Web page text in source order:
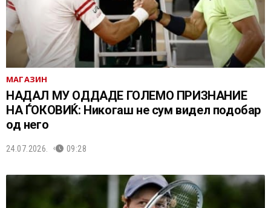
МАГАЗИН
НАДАЛ МУ ОДДАДЕ ГОЛЕМО ПРИЗНАНИЕ
НА ЃОКОВИЌ: Никогаш не сум видел подобар
од него
24.07.2026. 09:28